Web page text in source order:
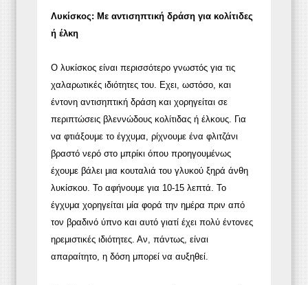
Λυκίσκος: Με αντισηπτική δράση για κολίτιδες
ή έλκη
Ο λυκίσκος είναι περισσότερο γνωστός για τις
χαλαρωτικές ιδιότητες του. Εχει, ωστόσο, και
έντονη αντισηπτική δράση και χορηγείται σε
περιπτώσεις βλεννώδους κολίτιδας ή έλκους. Για
να φτιάξουμε το έγχυμα, ρίχνουμε ένα φλιτζάνι
βραστό νερό στο μπρίκι όπου προηγουμένως
έχουμε βάλει μια κουταλιά του γλυκού ξηρά άνθη
λυκίσκου. Το αφήνουμε για 10-15 λεπτά. Το
έγχυμα χορηγείται μία φορά την ημέρα πριν από
τον βραδινό ύπνο και αυτό γιατί έχει πολύ έντονες
ηρεμιστικές ιδιότητες. Αν, πάντως, είναι
απαραίτητο, η δόση μπορεί να αυξηθεί.